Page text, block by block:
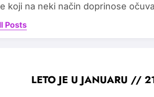
koji na neki način doprinose
Posts
LETO JE U JANUARU //